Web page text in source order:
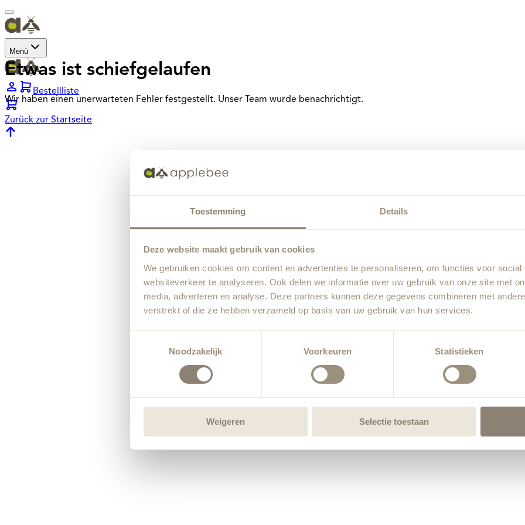
Toestemming Details
Deze website maakt gebruik van cookies
We gebruiken cookies om content en advertenties te personaliseren, om functies voor
websiteverkeer te analyseren. Ook delen we informatie over uw gebruik van onze site met
media, adverteren en analyse. Deze partners kunnen deze gegevens combineren met
verstrekt of die ze hebben verzameld op basis van uw gebruik van hun services.
Noodzakelijk
Voorkeuren Statistieken
Weigeren Selectie toestaan
Menü
Bestellliste
Etwas ist schiefgelaufen
Wir haben einen unerwarteten Fehler festgestellt. Unser Team wurde benachrichtigt.
Zurück zur Startseite